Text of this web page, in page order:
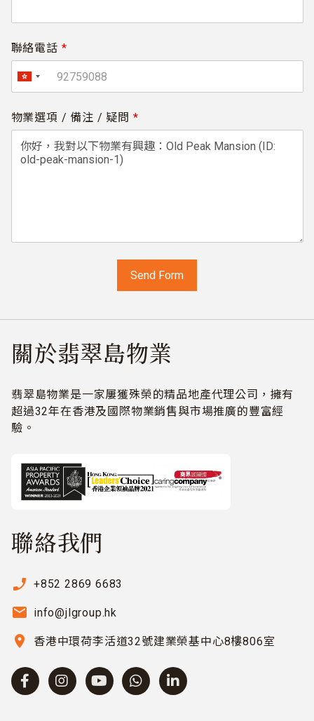
聯絡電話 *
物業選項 / 備注 / 疑問 *
關於翡翠島物業
翡翠島物業是一家屢獲殊榮的精品地產代理公司，擁有
超過32年在香港及國際物業銷售與市場推廣的豐富經
驗。
聯絡我們
phone_enabled +852 2869 6683
email info@jlgroup.hk
location_on 香港中環荷李活道32號建業榮基中心8樓806室